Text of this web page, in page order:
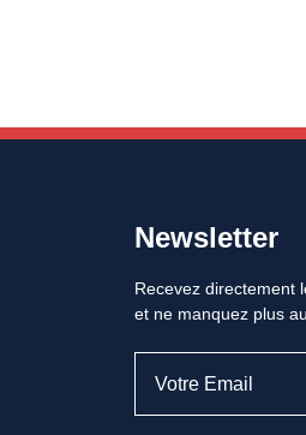
Newsletter
Recevez directement
et ne manquez plus